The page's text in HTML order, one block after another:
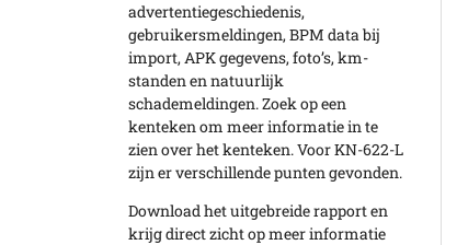
advertentiegeschiedenis,
gebruikersmeldingen, BPM data bij
import, APK gegevens, foto’s, km-
standen en natuurlijk
schademeldingen. Zoek op een
kenteken om meer informatie in te
zien over het kenteken. Voor KN-622-L
zijn er verschillende punten gevonden.
Download het uitgebreide rapport en
krijg direct zicht op meer informatie